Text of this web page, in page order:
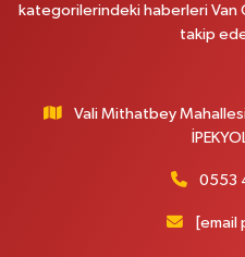
kategorilerindeki haberleri Van
takip
Vali Mithatbey
0553